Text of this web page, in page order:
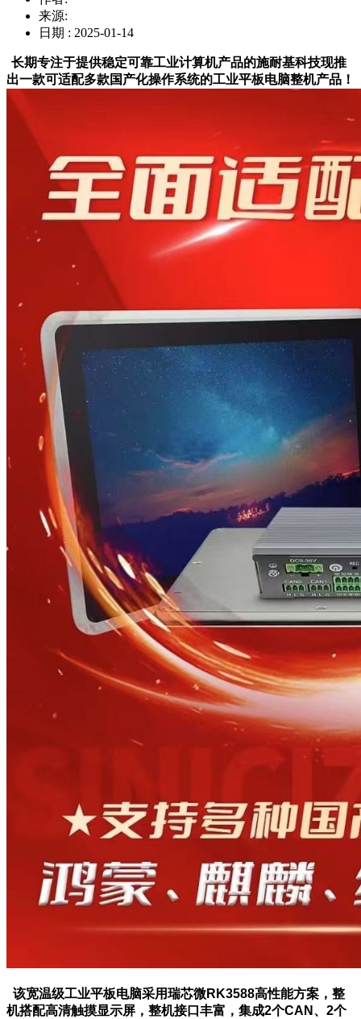
来源:
日期 : 2025-01-14
长期专注于提供稳定可靠工业计算机产品的施耐基科技现推
出一款可适配多款国产化操作系统的工业平板电脑整机产品！
该宽温级工业平板电脑采用瑞芯微RK3588高性能方案，整
机搭配高清触摸显示屏，整机接口丰富，集成2个CAN、2个